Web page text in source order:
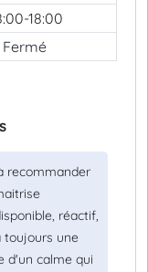
18:00
Fermé
recommander
réactif,
toujours une
d'un calme qui